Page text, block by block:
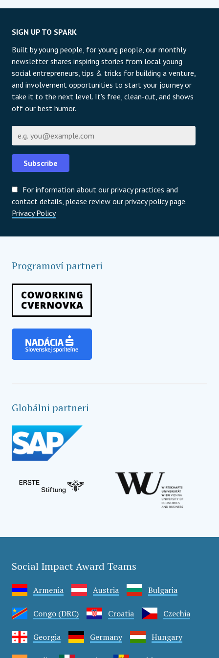
SIGN UP TO SPARK
Built by young people, for young people, our monthly
newsletter shares inspiring stories from local young
social entrepreneurs, tips & tricks for building a venture,
and involvement opportunities to start your journey or
take it to the next level. It's free, clean-cut, and shows
off our best humor.
Subscribe
For information about our privacy practices and
contact details, please review our privacy policy page.
Privacy Policy
Programoví partneri
Globálni partneri
Social Impact Award Teams
Armenia Austria Bulgaria
Congo (DRC) Croatia Czechia
Georgia Germany Hungary